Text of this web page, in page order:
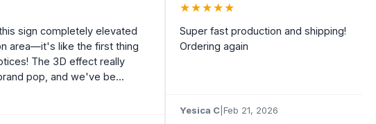
sign completely elevated
area—it's like the first thing
The 3D effect really
pop, and we've be...
★★★★★
Super fast production and shipping!
Ordering again
Yesica C Feb 21, 2026